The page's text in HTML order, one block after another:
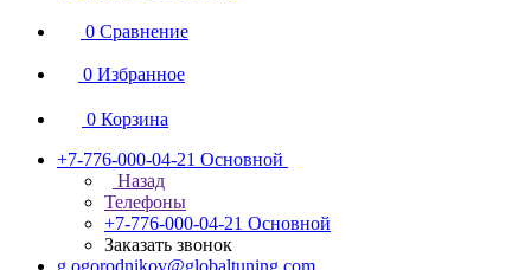
0 Сравнение
0 Избранное
0 Корзина
+7-776-000-04-21 Основной
Назад
Телефоны
+7-776-000-04-21 Основной
Заказать звонок
g.ogorodnikov@globaltuning.com